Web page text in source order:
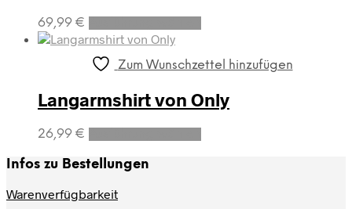
69,99 €
Dieses
mehrere
auf.
Die
Optionen
können
Zum Wunschzettel hinzufügen
Langarmshirt von Only
26,99 €
Dieses
Infos zu Bestellungen
Warenverfügbarkeit